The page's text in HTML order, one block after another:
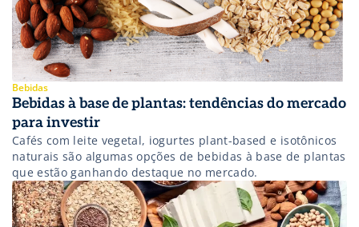
Bebidas
Bebidas à base de plantas: tendências do mercado
para investir
Cafés com leite vegetal, iogurtes plant-based e isotônicos
naturais são algumas opções de bebidas à base de plantas
que estão ganhando destaque no mercado.